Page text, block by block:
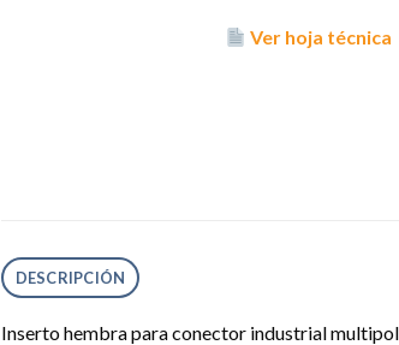
Ver hoja técnica
DESCRIPCIÓN
Inserto hembra para conector industrial